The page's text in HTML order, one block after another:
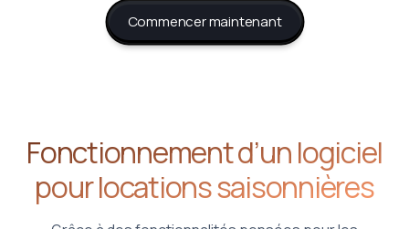
Commencer maintenant
Fonctionnement d’un logiciel
pour locations saisonnières